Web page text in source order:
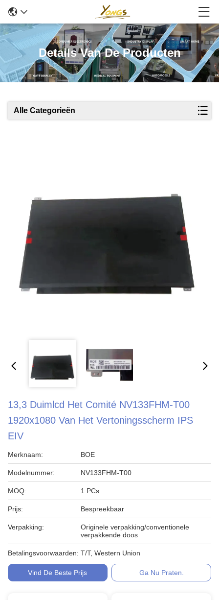
Details Van De Producten
Alle Categorieën
13,3 Duimlcd Het Comité NV133FHM-T00
1920x1080 Van Het Vertoningsscherm IPS
EIV
Merknaam: BOE
Modelnummer: NV133FHM-T00
MOQ: 1 PCs
Prijs: Bespreekbaar
Verpakking:
Originele verpakking/conventionele
verpakkende doos
Betalingsvoorwaarden: T/T, Western Union
Vind De Beste Prijs Ga Nu Praten.